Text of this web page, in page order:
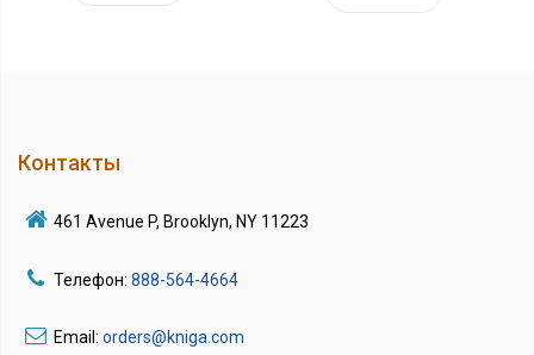
Контакты
461 Avenue P, Brooklyn, NY 11223
Телефон: 888-564-4664
Email: orders@kniga.com